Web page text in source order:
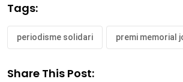
Tags:
periodisme solidari premi memorial
Share This Post: